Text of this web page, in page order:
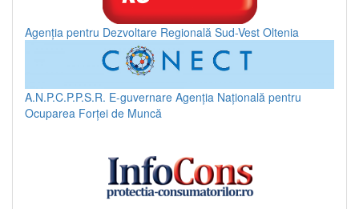
Agenția pentru Dezvoltare Regională Sud-Vest Oltenia
A.N.P.C.P.P.S.R. E-guvernare Agenția Națională pentru
Ocuparea Forței de Muncă